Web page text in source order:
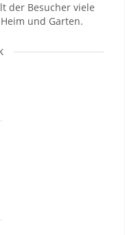
der Besucher viele
und Garten.